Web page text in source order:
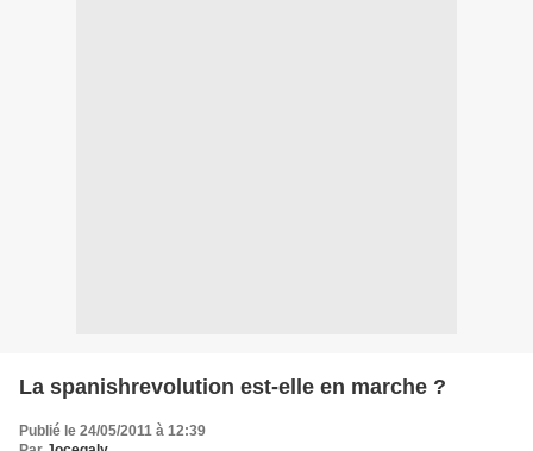
La spanishrevolution est-elle en marche ?
Publié le 24/05/2011 à 12:39